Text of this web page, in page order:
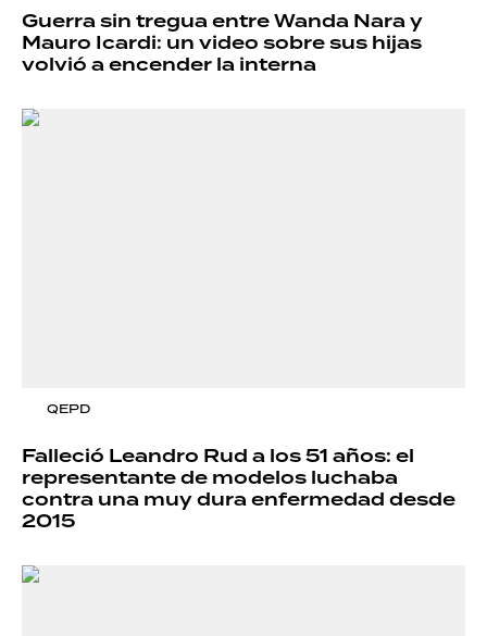
Guerra sin tregua entre Wanda Nara y
Mauro Icardi: un video sobre sus hijas
volvió a encender la interna
QEPD
Falleció Leandro Rud a los 51 años: el
representante de modelos luchaba
contra una muy dura enfermedad desde
2015